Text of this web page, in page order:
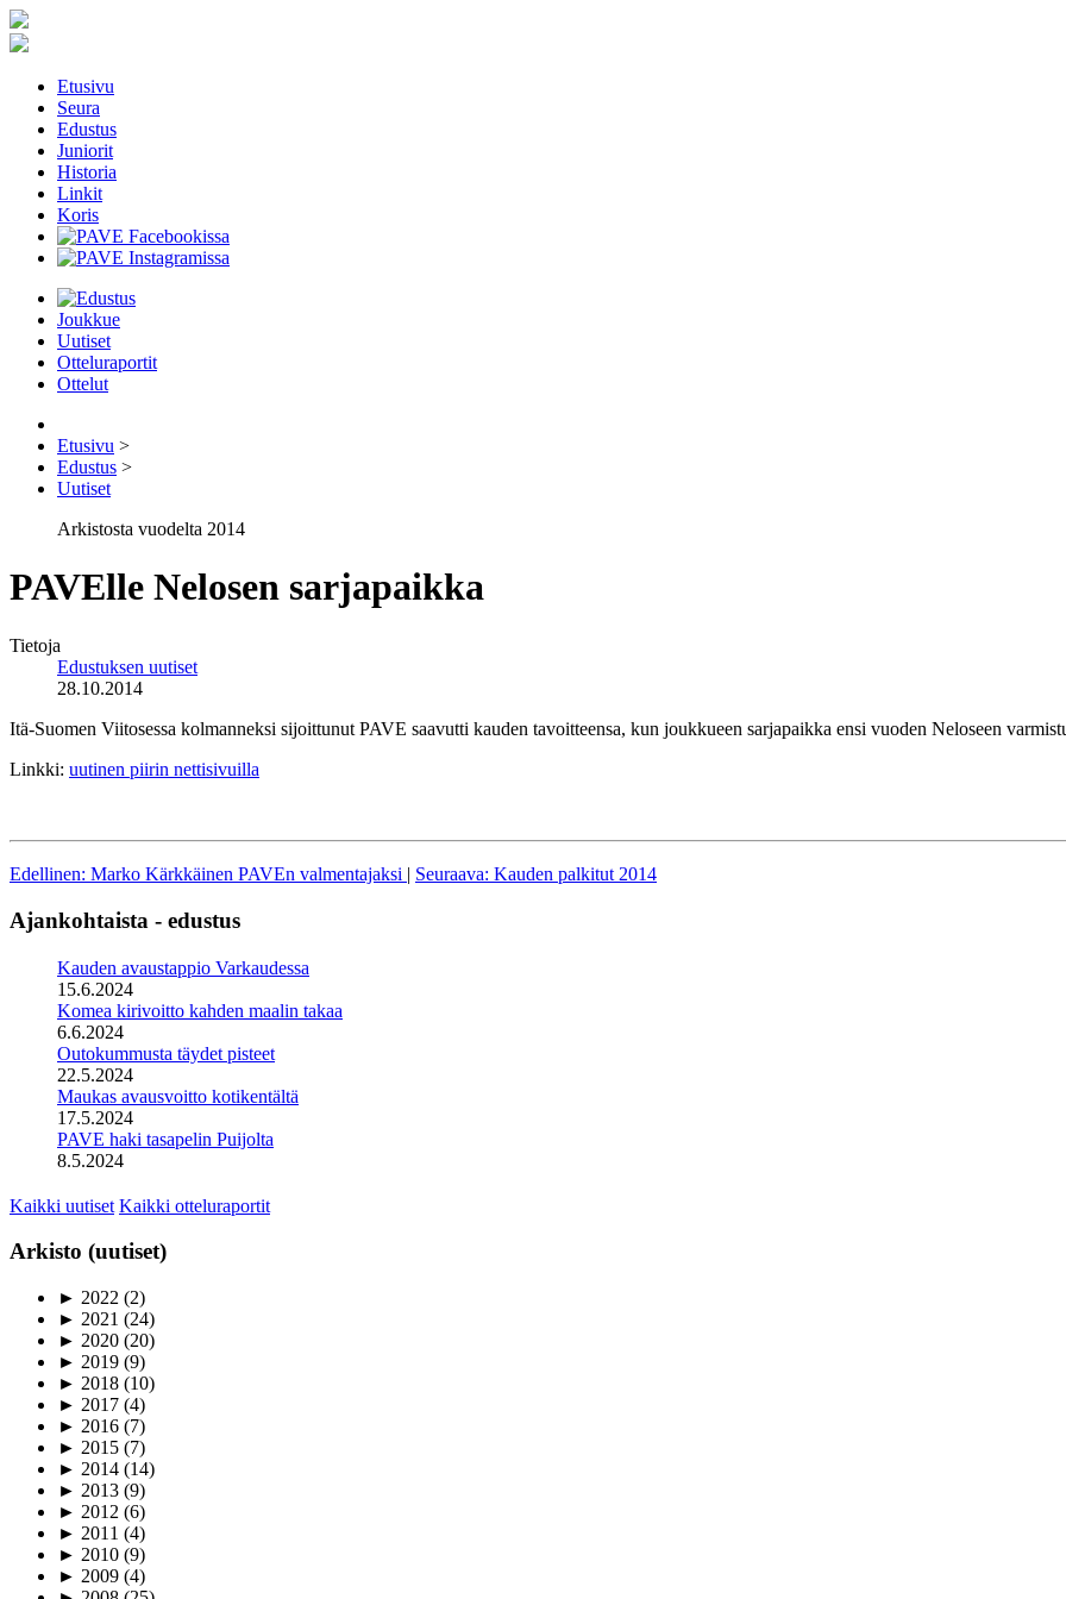
Etusivu
Seura
Edustus
Juniorit
Historia
Linkit
Koris
Joukkue
Uutiset
Otteluraportit
Ottelut
Etusivu >
Edustus >
Uutiset
Arkistosta vuodelta 2014
PAVElle Nelosen sarjapaikka
Tietoja
Edustuksen uutiset
28.10.2014
Itä-Suomen Viitosessa kolmanneksi sijoittunut PAVE saavutti kauden tavoitteensa, kun joukkueen sarjapaikka ensi vuoden Neloseen
Linkki: uutinen piirin nettisivuilla
Edellinen: Marko Kärkkäinen PAVEn valmentajaksi | Seuraava: Kauden palkitut 2014
Ajankohtaista - edustus
Kauden avaustappio Varkaudessa
15.6.2024
Komea kirivoitto kahden maalin takaa
6.6.2024
Outokummusta täydet pisteet
22.5.2024
Maukas avausvoitto kotikentältä
17.5.2024
PAVE haki tasapelin Puijolta
8.5.2024
Kaikki uutiset Kaikki otteluraportit
Arkisto (uutiset)
► 2022 (2)
► 2021 (24)
► 2020 (20)
► 2019 (9)
► 2018 (10)
► 2017 (4)
► 2016 (7)
► 2015 (7)
► 2014 (14)
► 2013 (9)
► 2012 (6)
► 2011 (4)
► 2010 (9)
► 2009 (4)